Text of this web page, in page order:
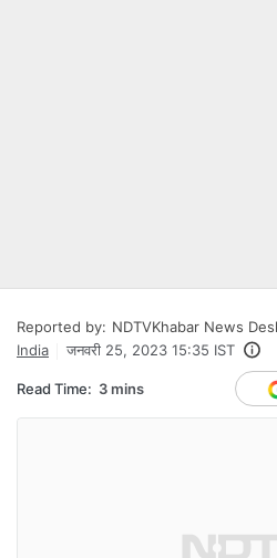
Reported by: NDTVKhabar News
India
जनवरी 25, 2023 15:35 IST
Read Time: 3 mins